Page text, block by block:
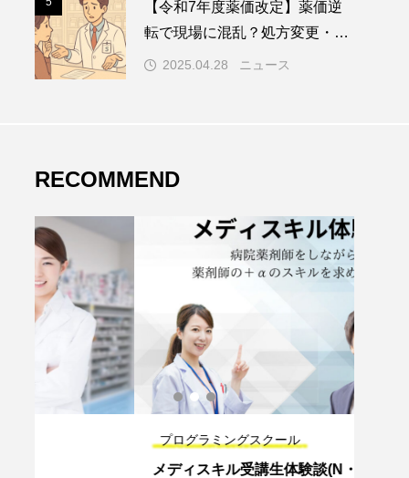
【令和7年度薬価改定】薬価逆
転で現場に混乱？処方変更・患
者対応のリアルと今後の対策
2025.04.28 ニュース
RECOMMEND
プログラミングスクール
メディスキル受講生体験談(N・Aさん)